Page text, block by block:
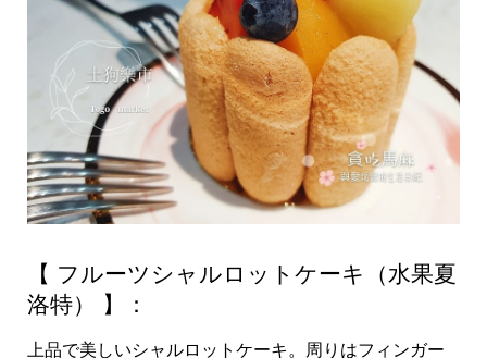
【 フルーツシャルロットケーキ（水果夏
洛特） 】：
上品で美しいシャルロットケーキ。周りはフィンガー